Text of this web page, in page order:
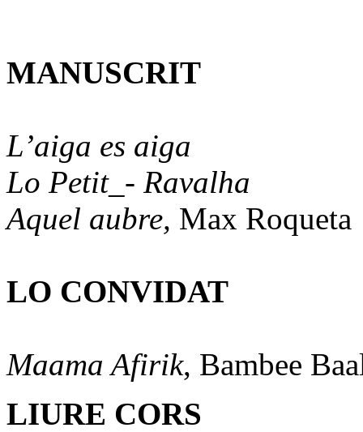
MANUSCRIT
L’aiga es aiga
Lo Petit_- Ravalha
Aquel aubre, Max Roqueta
LO CONVIDAT
Maama Afirik, Bambee
LIURE CORS